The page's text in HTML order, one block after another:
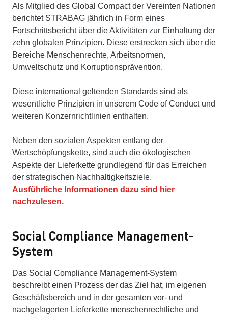
Als Mitglied des Global Compact der Vereinten Nationen
berichtet STRABAG jährlich in Form eines
Fortschrittsbericht über die Aktivitäten zur Einhaltung der
zehn globalen Prinzipien. Diese erstrecken sich über die
Bereiche Menschenrechte, Arbeitsnormen,
Umweltschutz und Korruptionsprävention.
Diese international geltenden Standards sind als
wesentliche Prinzipien in unserem Code of Conduct und
weiteren Konzernrichtlinien enthalten.
Neben den sozialen Aspekten entlang der
Wertschöpfungskette, sind auch die ökologischen
Aspekte der Lieferkette grundlegend für das Erreichen
der strategischen Nachhaltigkeitsziele.
Ausführliche Informationen dazu sind hier
nachzulesen.
Social Compliance Management-
System
Das Social Compliance Management-System
beschreibt einen Prozess der das Ziel hat, im eigenen
Geschäftsbereich und in der gesamten vor- und
nachgelagerten Lieferkette menschenrechtliche und